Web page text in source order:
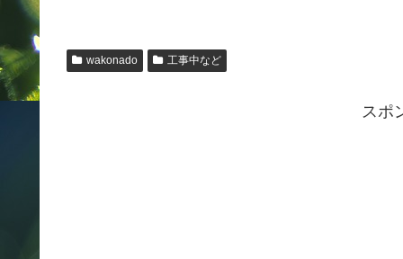
wakonado 工事中など
スポ